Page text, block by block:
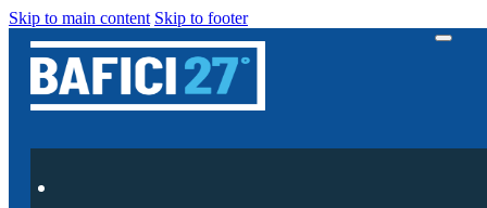
Skip to main content Skip to footer